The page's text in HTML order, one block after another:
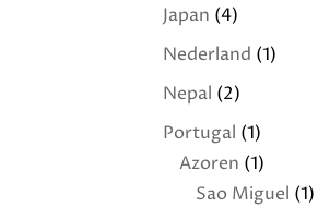
Japan (4)
Nederland (1)
Nepal (2)
Portugal (1)
Azoren (1)
Sao Miguel (1)